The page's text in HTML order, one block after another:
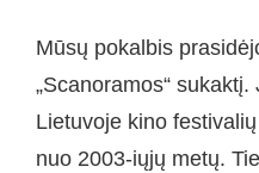
Mūsų pokalbis
„Scanoramos“
Lietuvoje kino
nuo 2003-iųjų metų.